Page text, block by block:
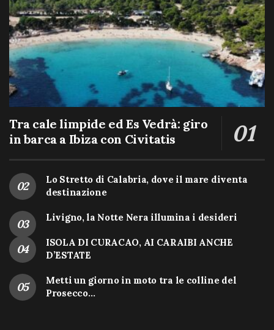
Tra cale limpide ed Es Vedrà: giro
in barca a Ibiza con Civitatis
Lo Stretto di Calabria, dove il mare diventa
destinazione
Livigno, la Notte Nera illumina i desideri
ISOLA DI CURACAO, AI CARAIBI ANCHE
D’ESTATE
Metti un giorno in moto tra le colline del
Prosecco…